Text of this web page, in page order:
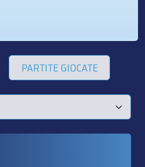
PARTITE GIOCATE